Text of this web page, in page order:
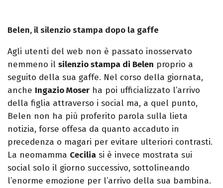
Belen, il silenzio stampa dopo la gaffe
Agli utenti del web non è passato inosservato
nemmeno il silenzio stampa di Belen proprio a
seguito della sua gaffe. Nel corso della giornata,
anche Ingazio Moser ha poi ufficializzato l’arrivo
della figlia attraverso i social ma, a quel punto,
Belen non ha più proferito parola sulla lieta
notizia, forse offesa da quanto accaduto in
precedenza o magari per evitare ulteriori contrasti.
La neomamma Cecilia si è invece mostrata sui
social solo il giorno successivo, sottolineando
l’enorme emozione per l’arrivo della sua bambina.